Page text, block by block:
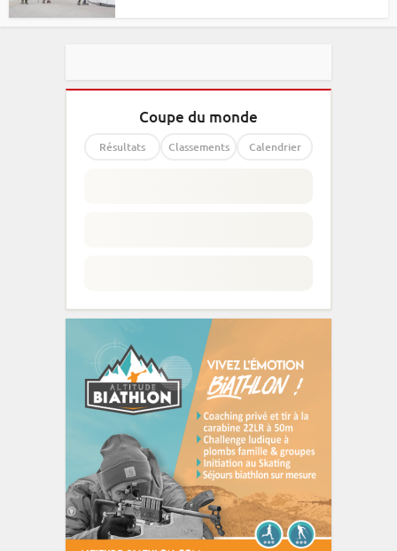
Coupe du monde
Résultats Classements Calendrier